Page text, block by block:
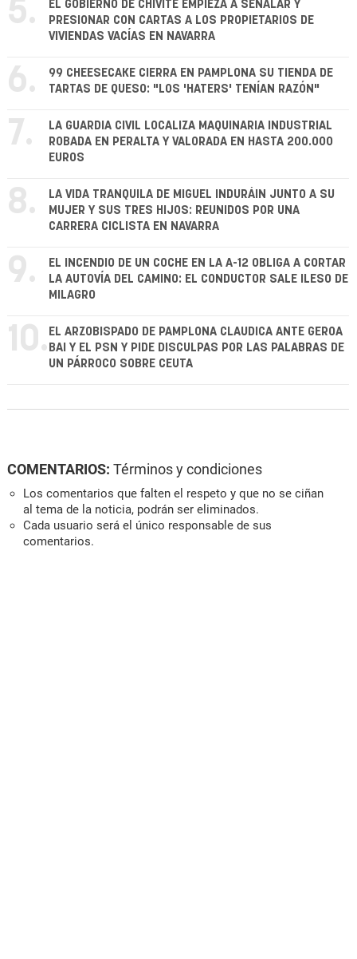
5.
EL GOBIERNO DE CHIVITE EMPIEZA A SEÑALAR Y
PRESIONAR CON CARTAS A LOS PROPIETARIOS DE
VIVIENDAS VACÍAS EN NAVARRA
6.
99 CHEESECAKE CIERRA EN PAMPLONA SU TIENDA DE
TARTAS DE QUESO: "LOS 'HATERS' TENÍAN RAZÓN"
7.
LA GUARDIA CIVIL LOCALIZA MAQUINARIA INDUSTRIAL
ROBADA EN PERALTA Y VALORADA EN HASTA 200.000
EUROS
8.
LA VIDA TRANQUILA DE MIGUEL INDURÁIN JUNTO A SU
MUJER Y SUS TRES HIJOS: REUNIDOS POR UNA
CARRERA CICLISTA EN NAVARRA
9.
EL INCENDIO DE UN COCHE EN LA A-12 OBLIGA A CORTAR
LA AUTOVÍA DEL CAMINO: EL CONDUCTOR SALE ILESO DE
MILAGRO
10. EL ARZOBISPADO DE PAMPLONA CLAUDICA ANTE GEROA
BAI Y EL PSN Y PIDE DISCULPAS POR LAS PALABRAS DE
UN PÁRROCO SOBRE CEUTA
COMENTARIOS: Términos y condiciones
Los comentarios que falten el respeto y que no se ciñan
al tema de la noticia, podrán ser eliminados.
Cada usuario será el único responsable de sus
comentarios.